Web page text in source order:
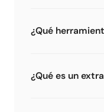
perfectamente
es lógico. Sin
menos el set de
¿Qué
Limics24. Para
el maletín con
¿Qué es un